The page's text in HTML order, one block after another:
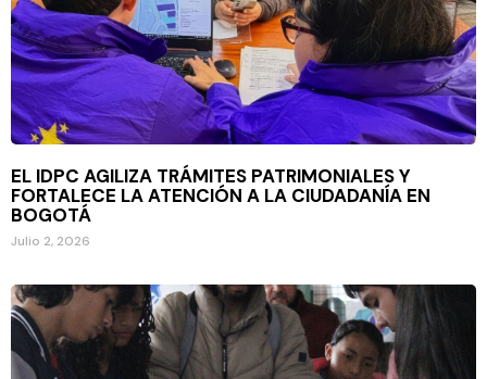
EL IDPC AGILIZA TRÁMITES PATRIMONIALES Y
FORTALECE LA ATENCIÓN A LA CIUDADANÍA EN
BOGOTÁ
Julio 2, 2026